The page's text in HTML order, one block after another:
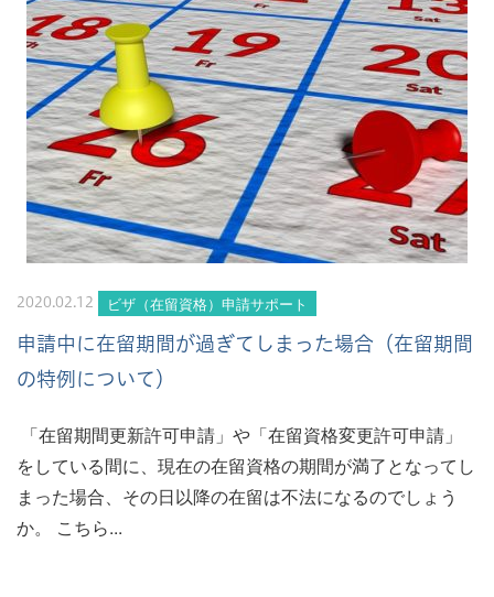
2020.02.12 ビザ（在留資格）申請サポート
申請中に在留期間が過ぎてしまった場合（在留期間
の特例について）
「在留期間更新許可申請」や「在留資格変更許可申請」
をしている間に、現在の在留資格の期間が満了となってし
まった場合、その日以降の在留は不法になるのでしょう
か。 こちら...